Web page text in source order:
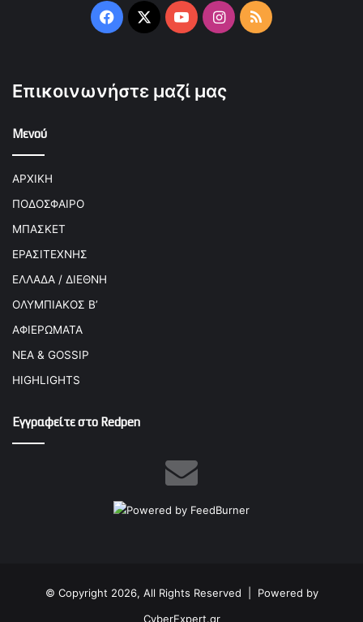
Facebook
X YouTubeInstagram
RSS
Επικοινωνήστε μαζί μας
Μενού
ΑΡΧΙΚΗ
ΠΟΔΟΣΦΑΙΡΟ
ΜΠΑΣΚΕΤ
ΕΡΑΣΙΤΕΧΝΗΣ
ΕΛΛΑΔΑ / ΔΙΕΘΝΗ
ΟΛΥΜΠΙΑΚΟΣ Β’
ΑΦΙΕΡΩΜΑΤΑ
ΝΕΑ & GOSSIP
HIGHLIGHTS
Εγγραφείτε στο Redpen
© Copyright 2026, All Rights Reserved | Powered by
CyberExpert.gr